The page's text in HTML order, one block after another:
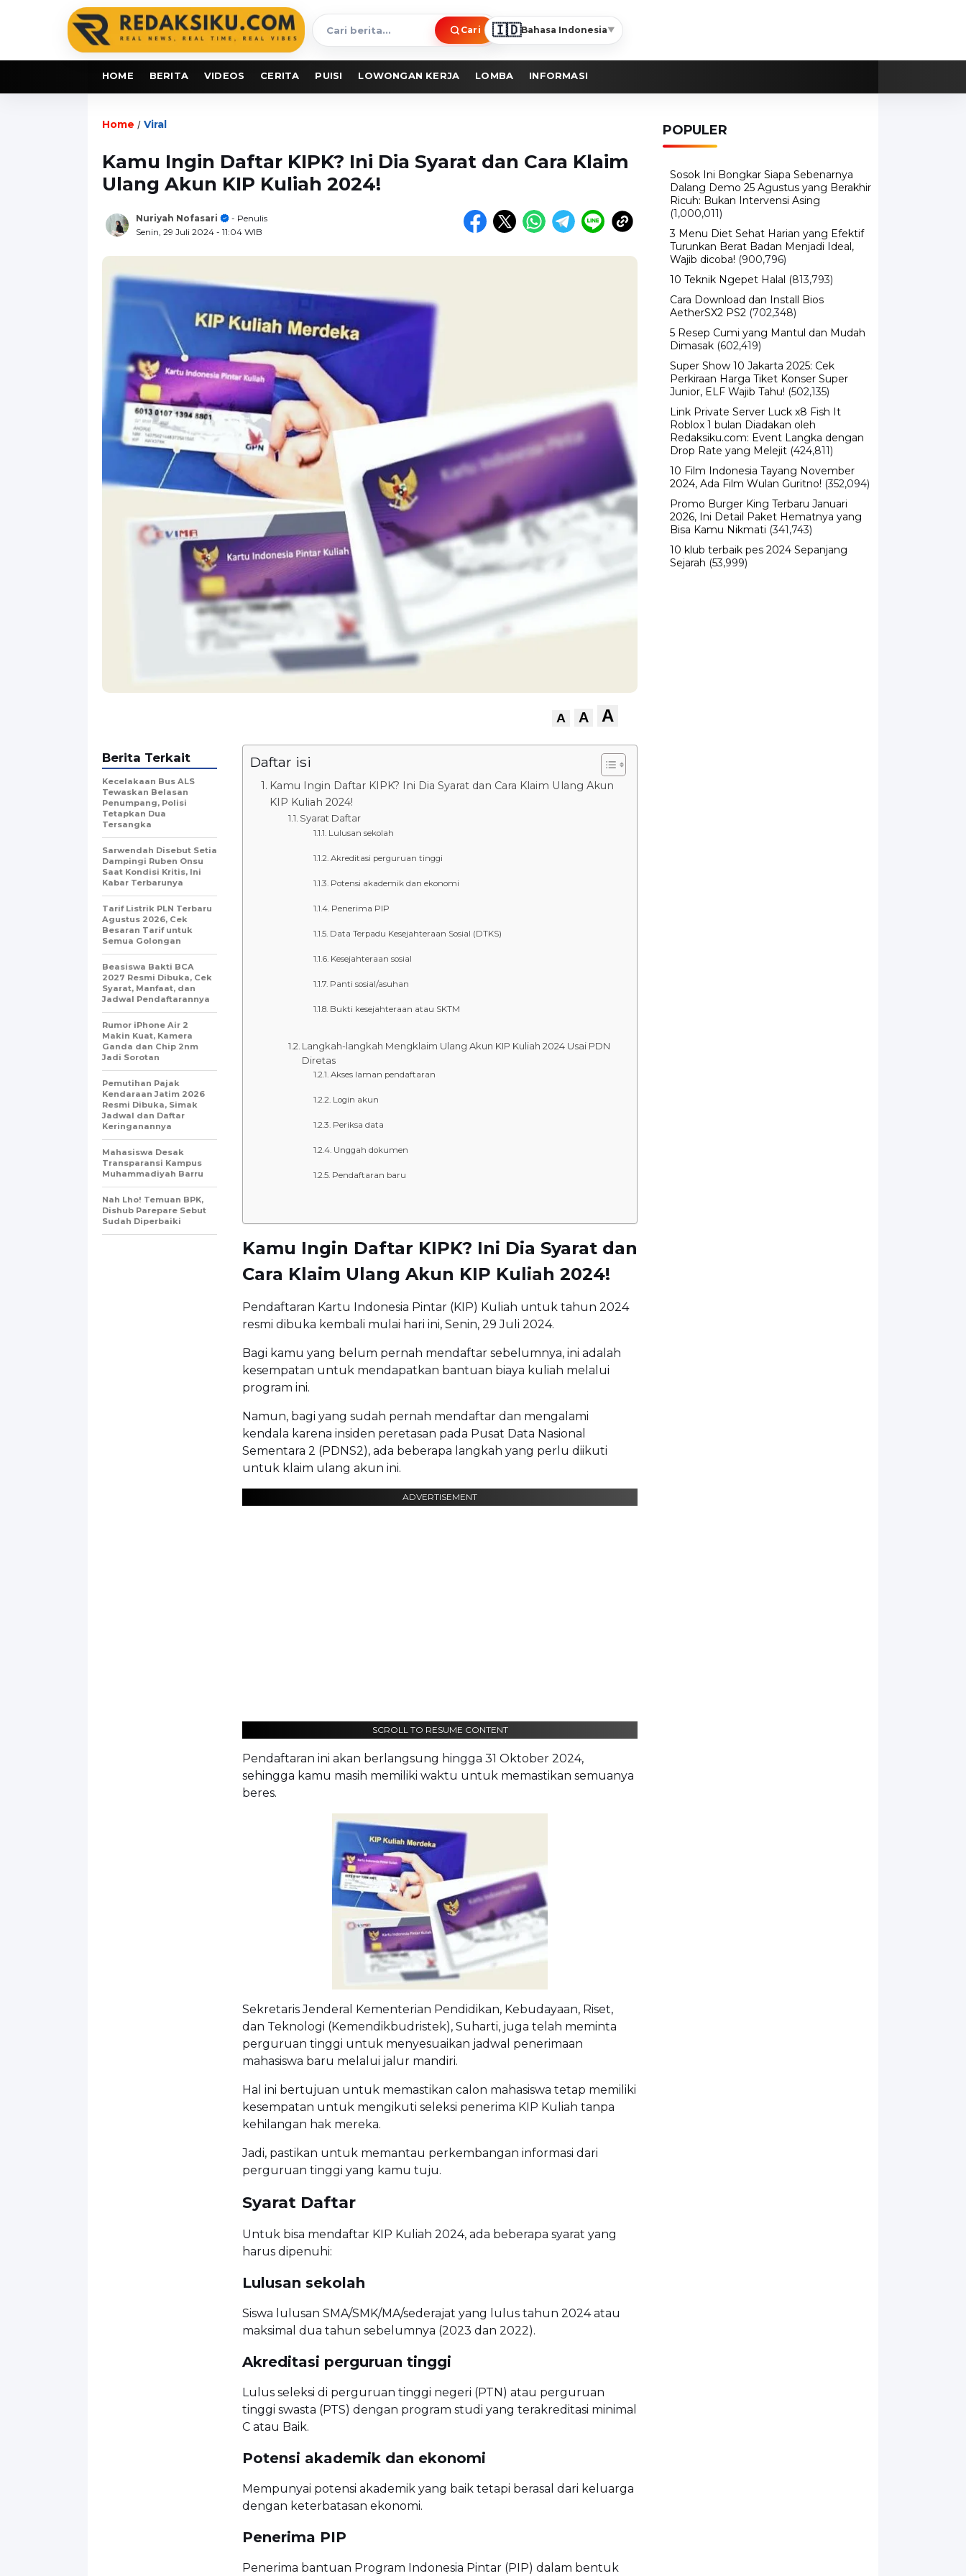
Cari
berita
Cari 🇮🇩Bahasa Indonesia▼
HOME BERITA VIDEOS CERITA PUISI LOWONGAN KERJA LOMBA INFORMASI
Home / Viral
Kamu Ingin Daftar KIPK? Ini Dia Syarat dan Cara Klaim
Ulang Akun KIP Kuliah 2024!
Nuriyah Nofasari
- Penulis
Senin, 29 Juli 2024 - 11:04 WIB
A A A
Daftar isi
Kamu Ingin Daftar KIPK? Ini Dia Syarat dan Cara Klaim Ulang Akun
KIP Kuliah 2024!
Syarat Daftar
Lulusan sekolah
Akreditasi perguruan tinggi
Potensi akademik dan ekonomi
Penerima PIP
Data Terpadu Kesejahteraan Sosial (DTKS)
Kesejahteraan sosial
Panti sosial/asuhan
Bukti kesejahteraan atau SKTM
Langkah-langkah Mengklaim Ulang Akun KIP Kuliah 2024 Usai PDN
Diretas
Akses laman pendaftaran
Login akun
Periksa data
Unggah dokumen
Pendaftaran baru
Kamu Ingin Daftar KIPK? Ini Dia Syarat dan
Cara Klaim Ulang Akun KIP Kuliah 2024!
Pendaftaran Kartu Indonesia Pintar (KIP) Kuliah untuk tahun 2024
resmi dibuka kembali mulai hari ini, Senin, 29 Juli 2024.
Bagi kamu yang belum pernah mendaftar sebelumnya, ini adalah
kesempatan untuk mendapatkan bantuan biaya kuliah melalui
program ini.
Namun, bagi yang sudah pernah mendaftar dan mengalami
kendala karena insiden peretasan pada Pusat Data Nasional
Sementara 2 (PDNS2), ada beberapa langkah yang perlu diikuti
untuk klaim ulang akun ini.
ADVERTISEMENT
SCROLL TO RESUME CONTENT
Pendaftaran ini akan berlangsung hingga 31 Oktober 2024,
sehingga kamu masih memiliki waktu untuk memastikan semuanya
beres.
Sekretaris Jenderal Kementerian Pendidikan, Kebudayaan, Riset,
dan Teknologi (Kemendikbudristek), Suharti, juga telah meminta
perguruan tinggi untuk menyesuaikan jadwal penerimaan
mahasiswa baru melalui jalur mandiri.
Hal ini bertujuan untuk memastikan calon mahasiswa tetap memiliki
kesempatan untuk mengikuti seleksi penerima KIP Kuliah tanpa
kehilangan hak mereka.
Jadi, pastikan untuk memantau perkembangan informasi dari
perguruan tinggi yang kamu tuju.
Syarat Daftar
Untuk bisa mendaftar KIP Kuliah 2024, ada beberapa syarat yang
harus dipenuhi:
Lulusan sekolah
Siswa lulusan SMA/SMK/MA/sederajat yang lulus tahun 2024 atau
maksimal dua tahun sebelumnya (2023 dan 2022).
Akreditasi perguruan tinggi
Lulus seleksi di perguruan tinggi negeri (PTN) atau perguruan
tinggi swasta (PTS) dengan program studi yang terakreditasi minimal
C atau Baik.
Potensi akademik dan ekonomi
Mempunyai potensi akademik yang baik tetapi berasal dari keluarga
dengan keterbatasan ekonomi.
Penerima PIP
Penerima bantuan Program Indonesia Pintar (PIP) dalam bentuk
Berita Terkait
Kecelakaan Bus ALS
Tewaskan Belasan
Penumpang, Polisi
Tetapkan Dua
Tersangka
Sarwendah Disebut Setia
Dampingi Ruben Onsu
Saat Kondisi Kritis, Ini
Kabar Terbarunya
Tarif Listrik PLN Terbaru
Agustus 2026, Cek
Besaran Tarif untuk
Semua Golongan
Beasiswa Bakti BCA
2027 Resmi Dibuka, Cek
Syarat, Manfaat, dan
Jadwal Pendaftarannya
Rumor iPhone Air 2
Makin Kuat, Kamera
Ganda dan Chip 2nm
Jadi Sorotan
Pemutihan Pajak
Kendaraan Jatim 2026
Resmi Dibuka, Simak
Jadwal dan Daftar
Keringanannya
Mahasiswa Desak
Transparansi Kampus
Muhammadiyah Barru
Nah Lho! Temuan BPK,
Dishub Parepare Sebut
Sudah Diperbaiki
POPULER
Sosok Ini Bongkar Siapa Sebenarnya
Dalang Demo 25 Agustus yang Berakhir
Ricuh: Bukan Intervensi Asing
(1,000,011)
3 Menu Diet Sehat Harian yang Efektif
Turunkan Berat Badan Menjadi Ideal,
Wajib dicoba! (900,796)
10 Teknik Ngepet Halal (813,793)
Cara Download dan Install Bios
AetherSX2 PS2 (702,348)
5 Resep Cumi yang Mantul dan Mudah
Dimasak (602,419)
Super Show 10 Jakarta 2025: Cek
Perkiraan Harga Tiket Konser Super
Junior, ELF Wajib Tahu! (502,135)
Link Private Server Luck x8 Fish It
Roblox 1 bulan Diadakan oleh
Redaksiku.com: Event Langka dengan
Drop Rate yang Melejit (424,811)
10 Film Indonesia Tayang November
2024, Ada Film Wulan Guritno! (352,094)
Promo Burger King Terbaru Januari
2026, Ini Detail Paket Hematnya yang
Bisa Kamu Nikmati (341,743)
10 klub terbaik pes 2024 Sepanjang
Sejarah (53,999)